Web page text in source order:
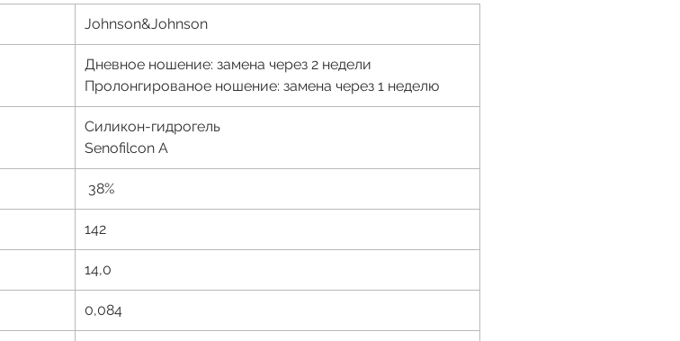
Johnson&Johnson
Дневное ношение: замена через 2 недели
Пролонгированое ношение: замена через 1 неделю
Силикон-гидрогель
Senofilcon A
38%
142
14,0
0,084